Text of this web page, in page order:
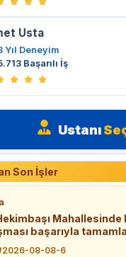
Usta
Yıl Deneyim
Başarılı İş
Ustanı
Son İşler
Mahallesinde
başarıyla
08-08-6